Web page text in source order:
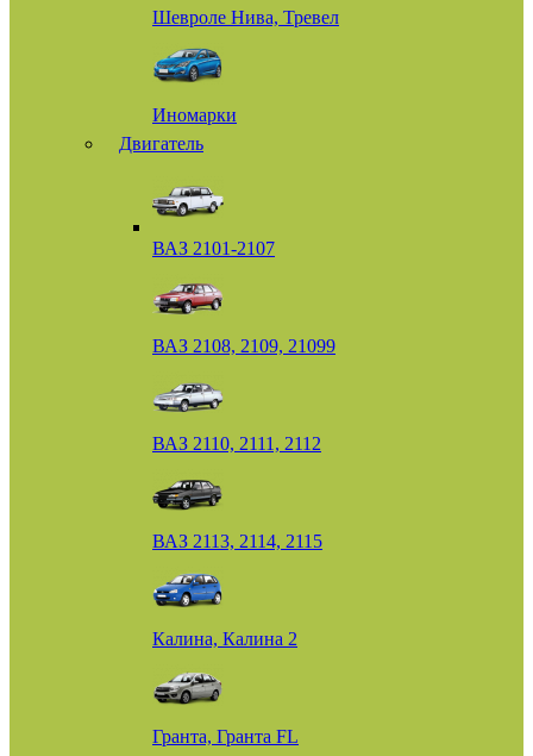
Шевроле Нива, Тревел
Иномарки
Двигатель
ВАЗ 2101-2107
ВАЗ 2108, 2109, 21099
ВАЗ 2110, 2111, 2112
ВАЗ 2113, 2114, 2115
Калина, Калина 2
Гранта, Гранта FL